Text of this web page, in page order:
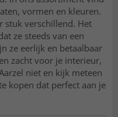
vormen en kleuren.
stuk verschillend. Het
ze steeds van een
ze eerlijk en betaalbaar
zacht voor je interieur,
niet en kijk meteen
kopen dat perfect aan je